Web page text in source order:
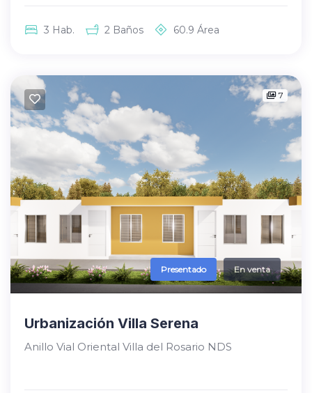
3 Hab. 2 Baños 60.9 Área
7
Presentado En venta
Urbanización Villa Serena
Anillo Vial Oriental Villa del Rosario NDS